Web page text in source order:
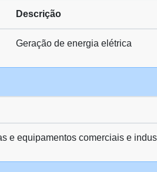
Descrição
Geração de energia elétrica
e equipamentos comerciais e